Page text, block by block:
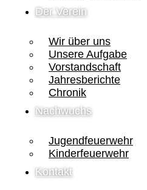
Der Verein
Wir über uns
Unsere Aufgabe
Vorstandschaft
Jahresberichte
Chronik
Nachwuchs
Jugendfeuerwehr
Kinderfeuerwehr
Kontakt